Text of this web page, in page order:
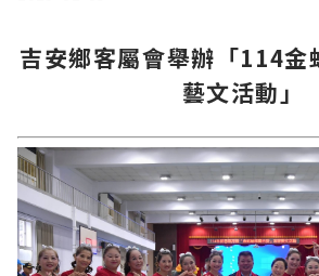
吉安鄉客屬會舉辦「114金
藝文活動」